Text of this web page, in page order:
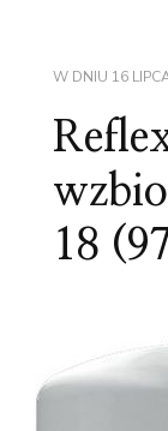
W DNIU 16
18